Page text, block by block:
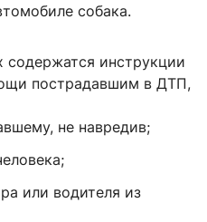
собака.
содержатся инструкции
пострадавшим в ДТП,
не навредив;
или водителя из